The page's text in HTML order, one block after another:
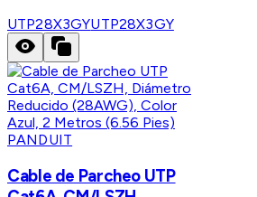
UTP28X3GYUTP28X3GY
PANDUIT
Cable de Parcheo UTP